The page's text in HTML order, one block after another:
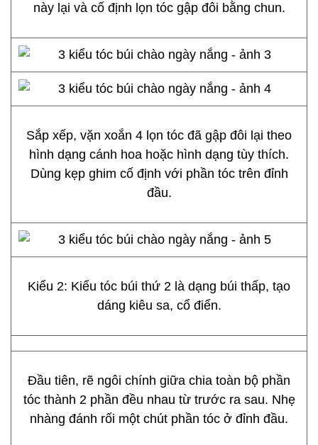
này lại và cố định lọn tóc gập đôi bằng chun.
Sắp xếp, vặn xoắn 4 lọn tóc đã gập đôi lại theo
hình dạng cánh hoa hoặc hình dạng tùy thích.
Dùng kẹp ghim cố định với phần tóc trên đỉnh
đầu.
Kiểu 2: Kiểu tóc búi thứ 2 là dạng búi thấp, tạo
dáng kiêu sa, cổ điển.
Đầu tiên, rẽ ngôi chính giữa chia toàn bộ phần
tóc thành 2 phần đều nhau từ trước ra sau. Nhẹ
nhàng đánh rối một chút phần tóc ở đỉnh đầu.